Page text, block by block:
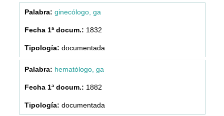
ginecólogo, ga
1832
documentada
hematólogo, ga
1882
documentada